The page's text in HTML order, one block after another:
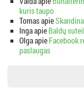
kuris taupo
Tomasapie
IngaapieBaldų
OlgaapieFacebook
paslaugas